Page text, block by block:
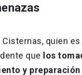
quien
que
los
y